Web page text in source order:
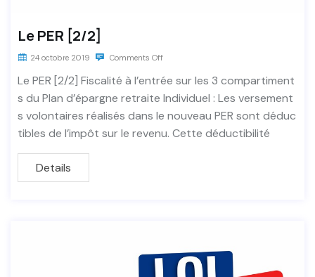
Le PER [2/2]
24 octobre 2019 Comments Off
Le PER [2/2] Fiscalité à l’entrée sur les 3 compartiment
s du Plan d’épargne retraite Individuel : Les versement
s volontaires réalisés dans le nouveau PER sont déduc
tibles de l’impôt sur le revenu. Cette déductibilité
Details